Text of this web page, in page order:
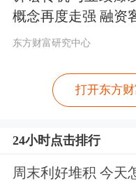
概念再度走强 融资
东方财富研究中心
打开东方
24小时点击排行
周末利好堆积 今天